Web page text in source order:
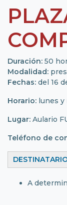
Duración: 50
Modalidad:
Fechas: del 16
Horario: lunes y
Lugar: Aulario
Teléfono de
A